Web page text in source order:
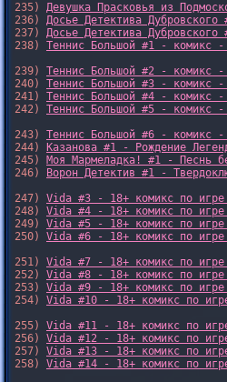
235) Девушка Прасковья из
236) Досье Детектива
237) Досье Детектива
238) Теннис Большой #1 - комикс -
239) Теннис Большой #2 - комикс -
240) Теннис Большой #3 - комикс -
241) Теннис Большой #4 - комикс -
242) Теннис Большой #5 - комикс -
243) Теннис Большой #6 - комикс -
244)
Казанова #1 - Рождение
245) Моя Мармеладка! #1 - Песнь
246)
Ворон Детектив #1 -
247) Vida #3 - 18+ комикс по
248) Vida #4 - 18+ комикс по
249) Vida #5 - 18+ комикс по
250) Vida #6 - 18+ комикс по
251) Vida #7 - 18+ комикс по
252) Vida #8 - 18+ комикс по
253) Vida #9 - 18+ комикс по
254) Vida #10 - 18+ комикс по
255) Vida #11 - 18+ комикс по
256) Vida #12 - 18+ комикс по
257) Vida #13 - 18+ комикс по
258) Vida #14 - 18+ комикс по